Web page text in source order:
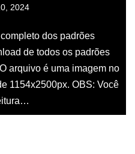
2024
dos padrões
de todos os padrões
arquivo é uma imagem no
1154x2500px. OBS: Você